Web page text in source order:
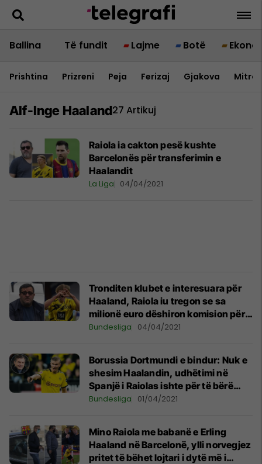
Ballina Të fundit Lajme Botë
Prishtina Prizreni Peja Ferizaj Gjakova
Alf-Inge Haaland27 Artikuj
Raiola ia cakton pesë kushte
Barcelonës për transferimin e
Haalandit
La Liga 04/04/2021
Tronditen klubet e interesuara për
Haaland, Raiola iu tregon se sa
milionë euro dëshiron komision për
vete
Bundesliga 04/04/2021
Borussia Dortmundi e bindur: Nuk e
shesim Haalandin, udhëtimi në
Spanjë i Raiolas ishte për të bërë
plazh
Bundesliga 01/04/2021
Mino Raiola me babanë e Erling
Haaland në Barcelonë, ylli norvegjez
pritet të bëhet lojtari i dytë më i